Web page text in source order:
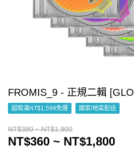
FROMIS_9 - 正規二輯
超取滿NT$1,599免運 國家/地區配送
NT$380 ~ NT$1,900
NT$360 ~ NT$1,800